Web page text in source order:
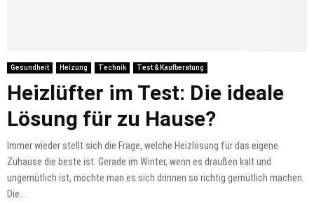
Gesundheit Heizung Technik Test & Kaufberatung
Heizlüfter im Test: Die ideale
Lösung für zu Hause?
Immer wieder stellt sich die Frage, welche Heizlösung für das eigene
Zuhause die beste ist. Gerade im Winter, wenn es draußen kalt und
ungemütlich ist, möchte man es sich drinnen so richtig gemütlich machen.
Die...